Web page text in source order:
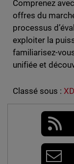
Comprenez
offres du
processus
exploiter la
familiarisez-
unifiée et
Classé sous :